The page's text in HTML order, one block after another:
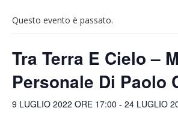
Questo evento è passato.
Tra Terra E Cielo –
Personale Di Paolo
9 LUGLIO 2022 ORE 17:00 - 24 LUGLIO